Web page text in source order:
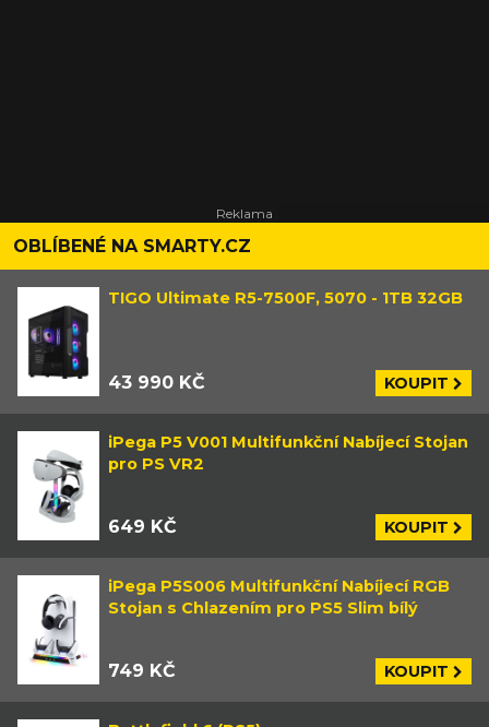
OBLÍBENÉ NA SMARTY.CZ
TIGO Ultimate R5-7500F, 5070 - 1TB 32GB
43 990 KČ KOUPIT
iPega P5 V001 Multifunkční Nabíjecí Stojan
pro PS VR2
649 KČ KOUPIT
iPega P5S006 Multifunkční Nabíjecí RGB
Stojan s Chlazením pro PS5 Slim bílý
749 KČ KOUPIT